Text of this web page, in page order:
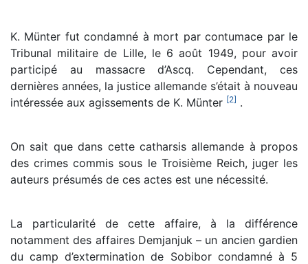
K. Münter fut condamné à mort par contumace par le
Tribunal militaire de Lille, le 6 août 1949, pour avoir
participé au massacre d’Ascq. Cependant, ces
dernières années, la justice allemande s’était à nouveau
intéressée aux agissements de K. Münter [2] .
On sait que dans cette catharsis allemande à propos
des crimes commis sous le Troisième Reich, juger les
auteurs présumés de ces actes est une nécessité.
La particularité de cette affaire, à la différence
notamment des affaires Demjanjuk – un ancien gardien
du camp d’extermination de Sobibor condamné à 5